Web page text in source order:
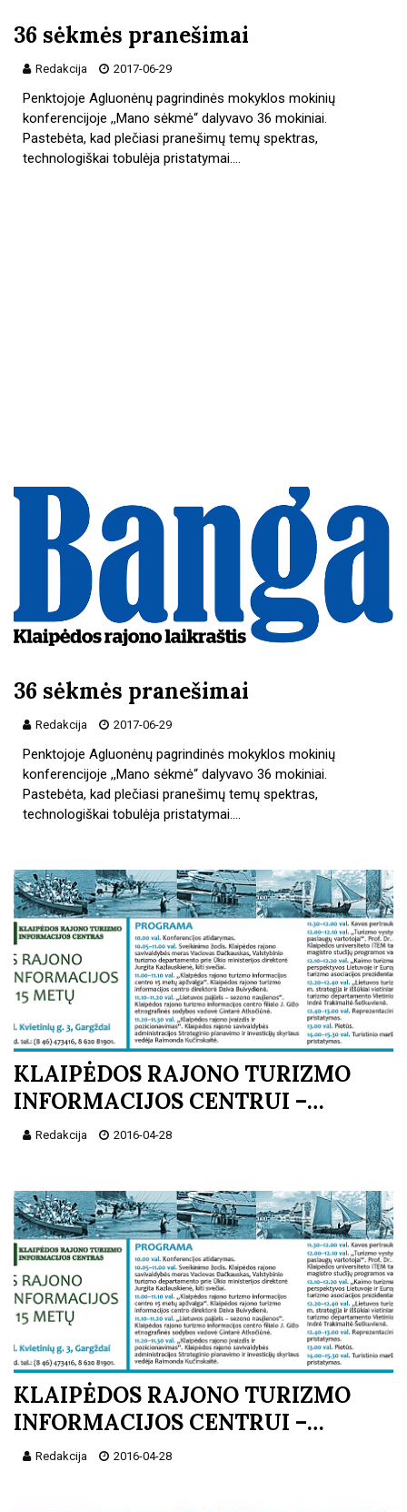
36 sėkmės pranešimai
Redakcija 2017-06-29
Penktojoje Agluonėnų pagrindinės mokyklos mokinių
konferencijoje ,,Mano sėkmė“ dalyvavo 36 mokiniai.
Pastebėta, kad plečiasi pranešimų temų spektras,
technologiškai tobulėja pristatymai.…
36 sėkmės pranešimai
Redakcija 2017-06-29
Penktojoje Agluonėnų pagrindinės mokyklos mokinių
konferencijoje ,,Mano sėkmė“ dalyvavo 36 mokiniai.
Pastebėta, kad plečiasi pranešimų temų spektras,
technologiškai tobulėja pristatymai.…
KLAIPĖDOS RAJONO TURIZMO
INFORMACIJOS CENTRUI –…
Redakcija 2016-04-28
KLAIPĖDOS RAJONO TURIZMO
INFORMACIJOS CENTRUI –…
Redakcija 2016-04-28